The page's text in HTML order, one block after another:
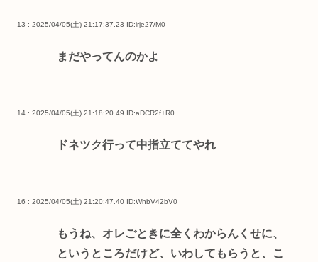
13 : 2025/04/05(土) 21:17:37.23 ID:irje27/M0
まだやってんのかよ
14 : 2025/04/05(土) 21:18:20.49 ID:aDCR2f+R0
ドネツク行って中指立ててやれ
16 : 2025/04/05(土) 21:20:47.40 ID:WhbV42bV0
もうね、オレごときに全くわからんくせに、
というところだけど、いわしてもらうと、こ